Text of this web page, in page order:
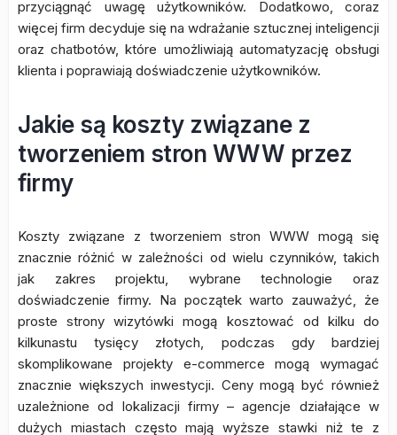
przyciągnąć uwagę użytkowników. Dodatkowo, coraz
więcej firm decyduje się na wdrażanie sztucznej inteligencji
oraz chatbotów, które umożliwiają automatyzację obsługi
klienta i poprawiają doświadczenie użytkowników.
Jakie są koszty związane z
tworzeniem stron WWW przez
firmy
Koszty związane z tworzeniem stron WWW mogą się
znacznie różnić w zależności od wielu czynników, takich
jak zakres projektu, wybrane technologie oraz
doświadczenie firmy. Na początek warto zauważyć, że
proste strony wizytówki mogą kosztować od kilku do
kilkunastu tysięcy złotych, podczas gdy bardziej
skomplikowane projekty e-commerce mogą wymagać
znacznie większych inwestycji. Ceny mogą być również
uzależnione od lokalizacji firmy – agencje działające w
dużych miastach często mają wyższe stawki niż te z